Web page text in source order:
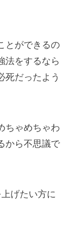
とができるの
法をするなら
死だったよう
ちゃめちゃわ
から不思議で
げたい方に